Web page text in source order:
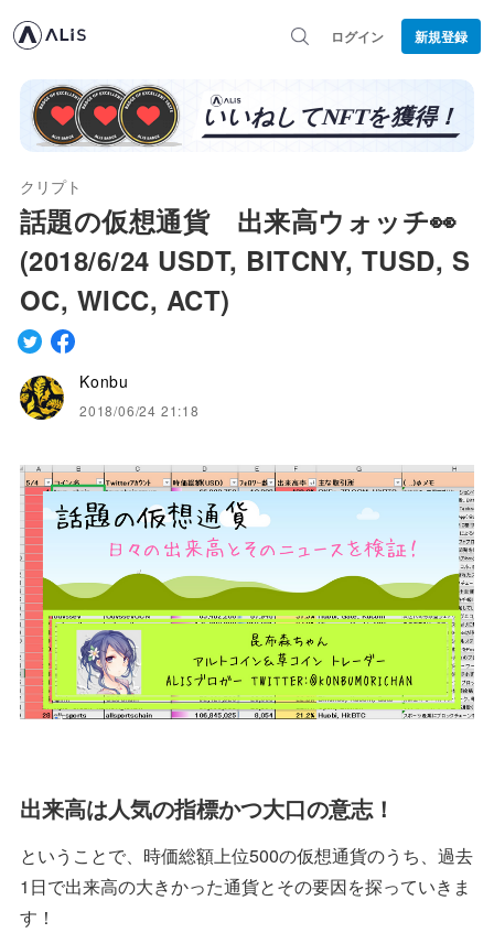
ログイン 新規登録
クリプト
話題の仮想通貨 出来高ウォッチ👀
(2018/6/24 USDT, BITCNY, TUSD, S
OC, WICC, ACT)
Konbu
2018/06/24 21:18
出来高は人気の指標かつ大口の意志！
ということで、時価総額上位500の仮想通貨のうち、過去
1日で出来高の大きかった通貨とその要因を探っていきま
す！